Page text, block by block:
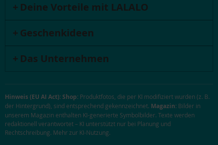
Deine Vorteile mit LALALO
Geschenkideen
Das Unternehmen
Hinweis (EU AI Act):Shop: Produktfotos, die per KI modifiziert wurden (z. B.
der Hintergrund), sind entsprechend gekennzeichnet. Magazin: Bilder in
unserem Magazin enthalten KI-generierte Symbolbilder. Texte werden
redaktionell verantwortet – KI unterstützt nur bei Planung und
Rechtschreibung. Mehr zur KI-Nutzung.